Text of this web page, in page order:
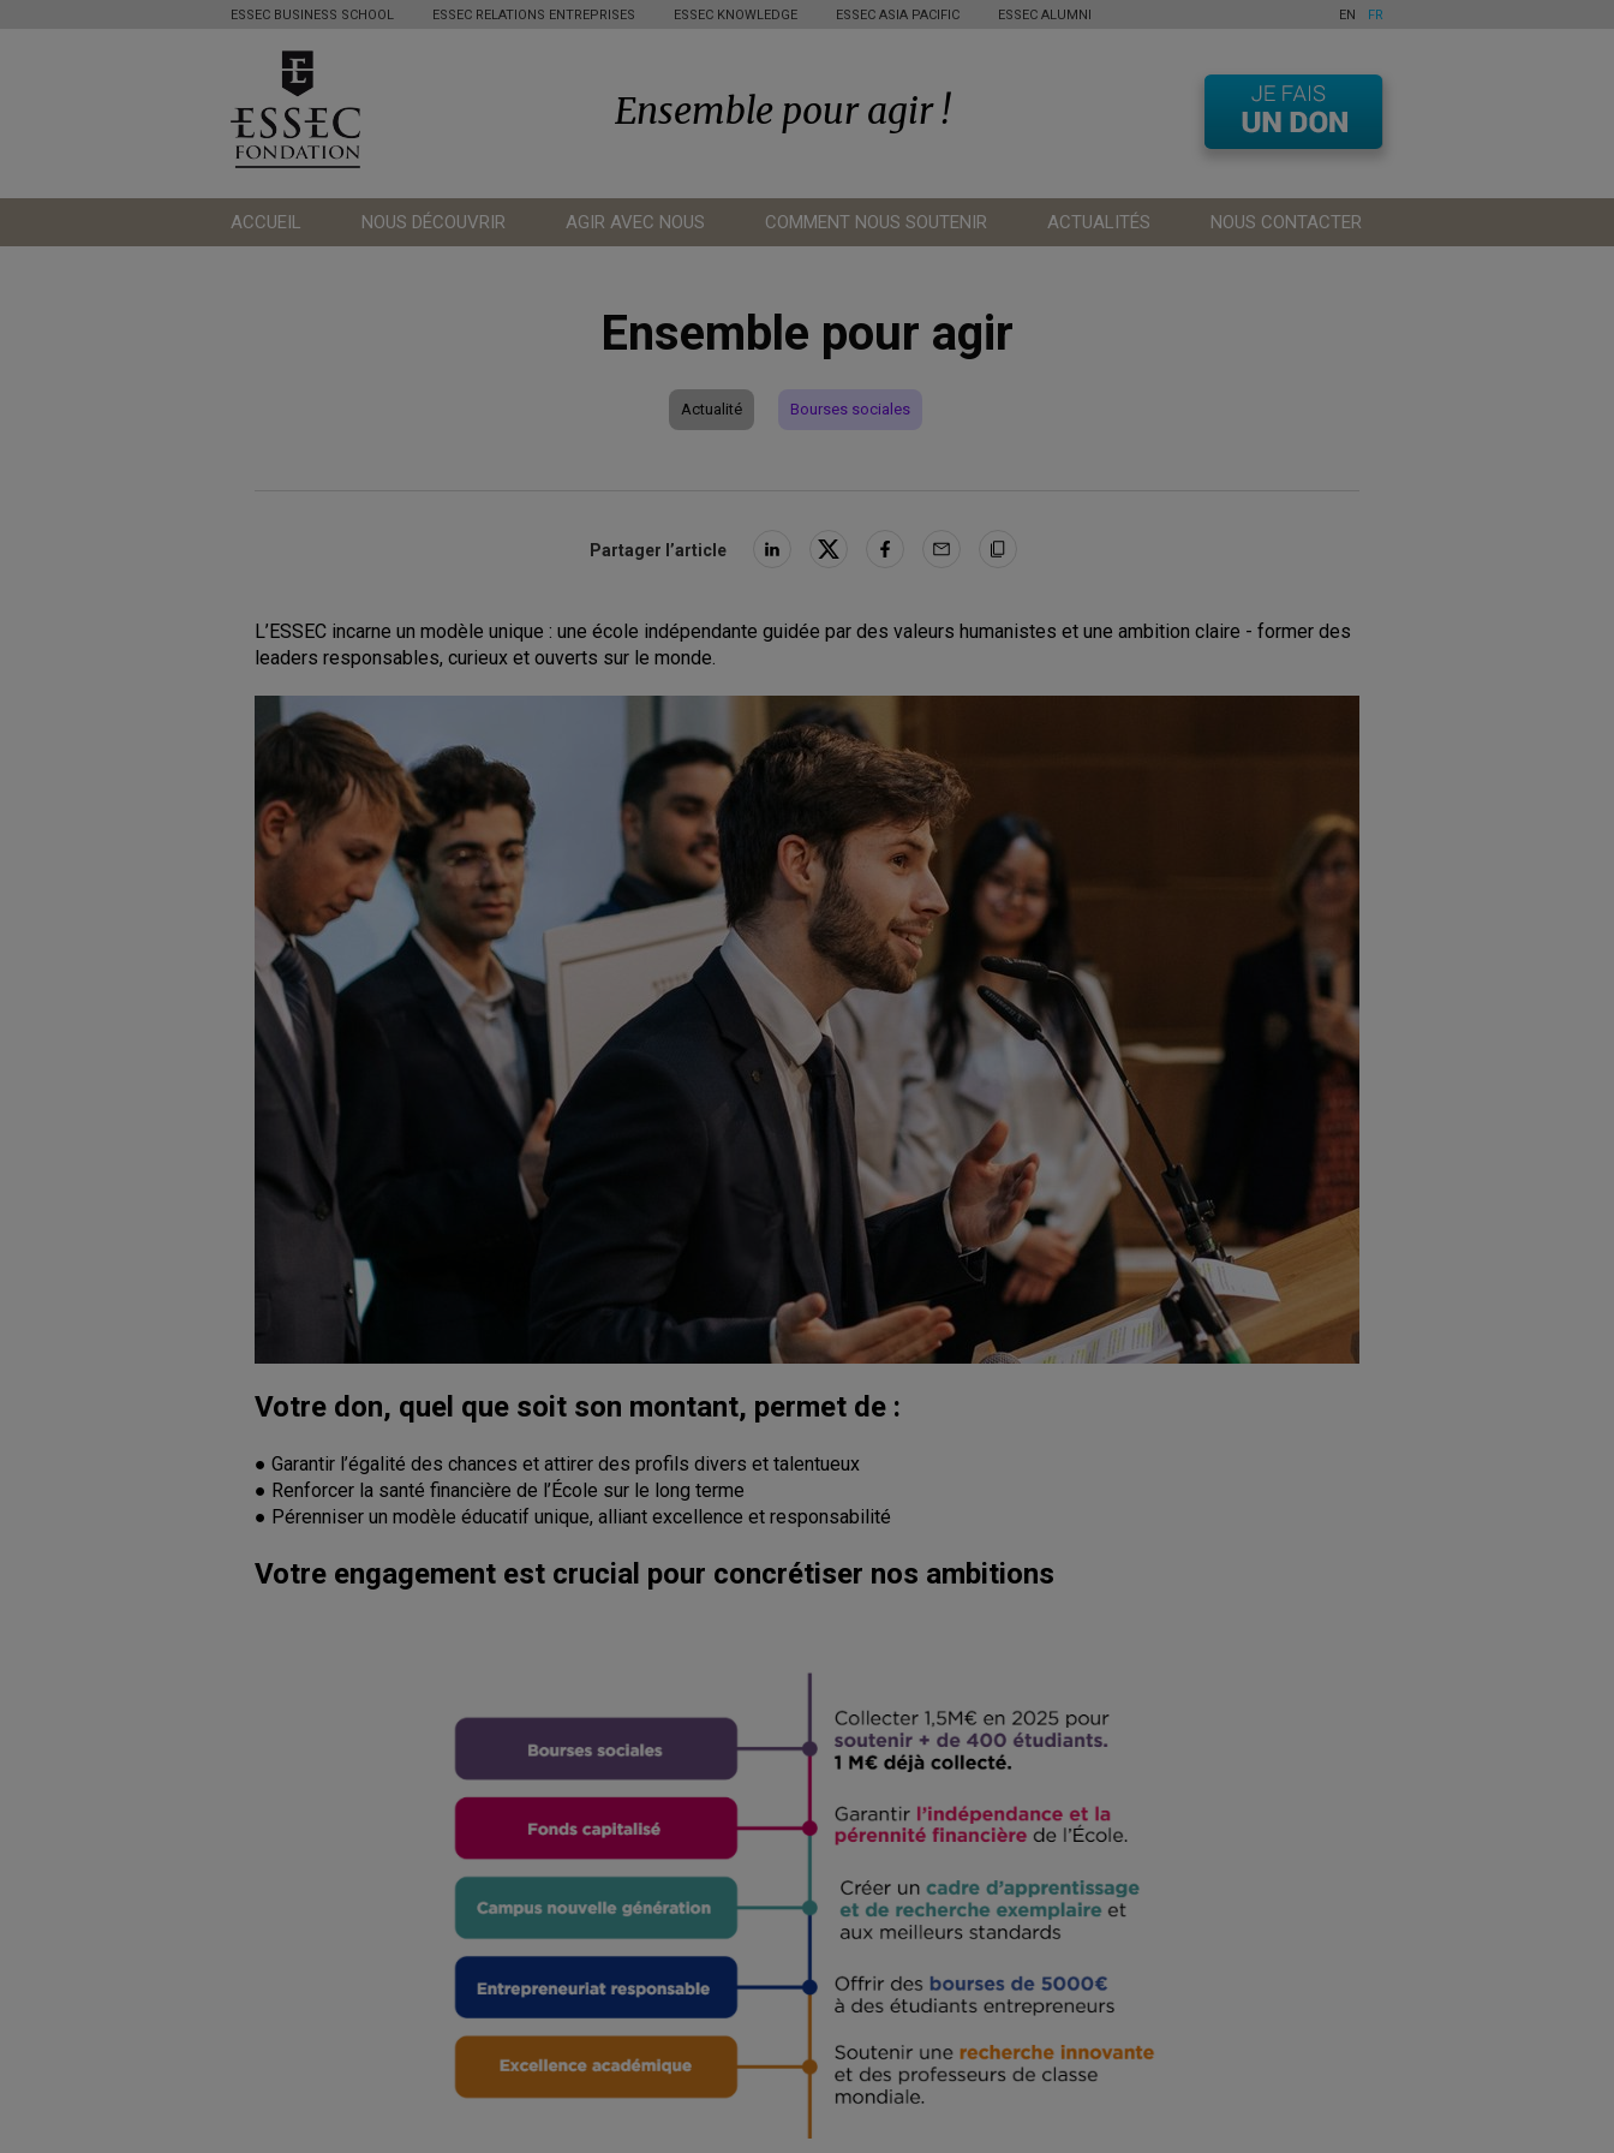
ESSEC BUSINESS SCHOOL ESSEC RELATIONS ENTREPRISES ESSEC KNOWLEDGE ESSEC ASIA PACIFIC ESSEC ALUMNI EN FR
Ensemble pour agir !
ACCUEIL NOUS DÉCOUVRIR AGIR AVEC NOUS COMMENT NOUS SOUTENIR ACTUALITÉS NOUS CONTACTER
Ensemble pour agir
Actualité Bourses sociales
Partager l’article
L’ESSEC incarne un modèle unique : une école indépendante guidée par des valeurs humanistes et une ambition claire - former des
leaders responsables, curieux et ouverts sur le monde.
Votre don, quel que soit son montant, permet de :
● Garantir l’égalité des chances et attirer des profils divers et talentueux
● Renforcer la santé financière de l’École sur le long terme
● Pérenniser un modèle éducatif unique, alliant excellence et responsabilité
Votre engagement est crucial pour concrétiser nos ambitions